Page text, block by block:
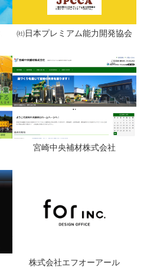
㈳日本プレミアム能力開発協会
宮崎中央補材株式会社
株式会社エフオーアール